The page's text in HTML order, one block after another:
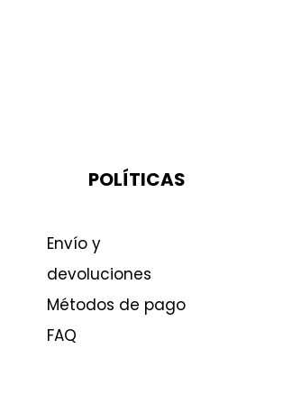
POLÍTICAS
Envío y
devoluciones
Métodos de pago
FAQ